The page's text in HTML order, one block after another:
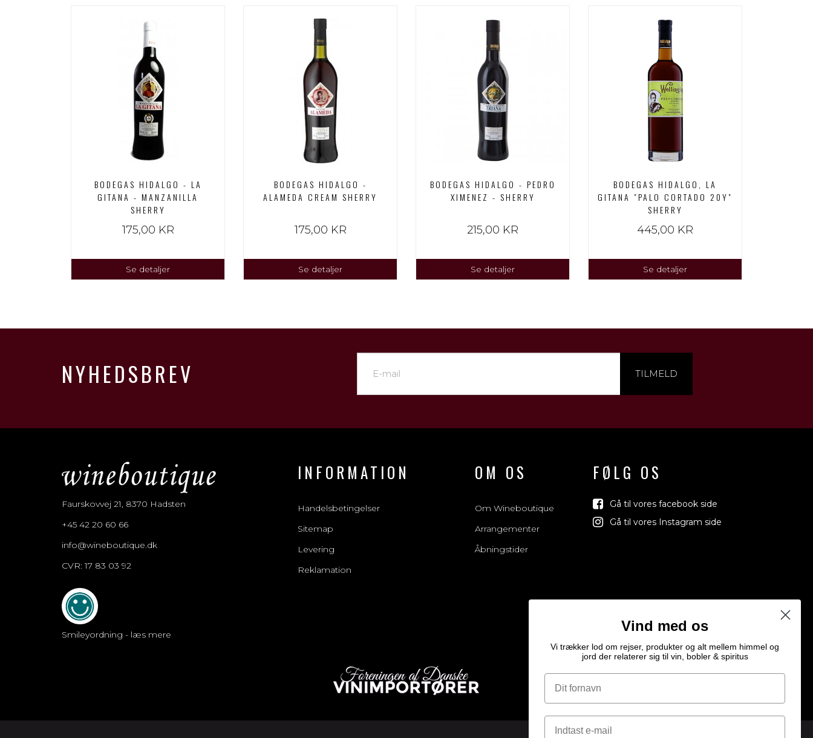
BODEGAS HIDALGO - LA
GITANA - MANZANILLA
SHERRY
175,00 KR
Se detaljer
BODEGAS HIDALGO -
ALAMEDA CREAM SHERRY
175,00 KR
Se detaljer
BODEGAS HIDALGO - PEDRO
XIMENEZ - SHERRY
215,00 KR
Se detaljer
BODEGAS HIDALGO, LA
GITANA "PALO CORTADO 20Y"
SHERRY
445,00 KR
Se detaljer
NYHEDSBREV TILMELD
Faurskovvej 21, 8370 Hadsten
+45 42 20 60 66
info@wineboutique.dk
CVR: 17 83 03 92
Smileyordning - læs mere
INFORMATION
Handelsbetingelser
Sitemap
Levering
Reklamation
OM OS
Om Wineboutique
Arrangementer
Åbningstider
FØLG OS
Gå til vores facebook side
Gå til vores Instagram side
Vind med os
Vi trækker lod om rejser, produkter og alt mellem himmel og
jord der relaterer sig til vin, bobler & spiritus